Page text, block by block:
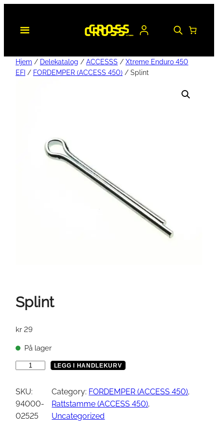
Hjem / Delekatalog / ACCESSS / Xtreme Enduro 450
EFI / FORDEMPER (ACCESS 450) / Splint
Splint
kr 29
På lager
l
i
n
LEGG I HANDLEKURV
SKU:
94000-
02525
Category: FORDEMPER (ACCESS 450)
Rattstamme (ACCESS 450)
Uncategorized